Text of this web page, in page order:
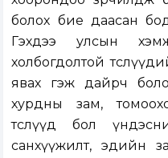
болох бие даасан
Гэхдээ улсын
холбогдолтой
явах гэж дайрч
хурдны зам,
төслүүд бол
санхүүжилт, эдийн